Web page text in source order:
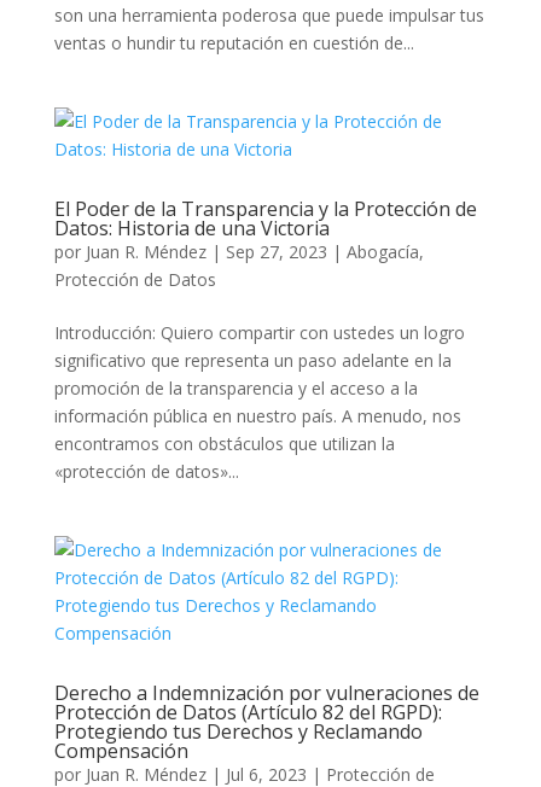
son una herramienta poderosa que puede impulsar tus
ventas o hundir tu reputación en cuestión de...
El Poder de la Transparencia y la Protección de
Datos: Historia de una Victoria
por Juan R. Méndez| Sep 27, 2023 | Abogacía,
Protección de Datos
Introducción: Quiero compartir con ustedes un logro
significativo que representa un paso adelante en la
promoción de la transparencia y el acceso a la
información pública en nuestro país. A menudo, nos
encontramos con obstáculos que utilizan la
«protección de datos»...
Derecho a Indemnización por vulneraciones de
Protección de Datos (Artículo 82 del RGPD):
Protegiendo tus Derechos y Reclamando
Compensación
por Juan R. Méndez| Jul 6, 2023 | Protección de